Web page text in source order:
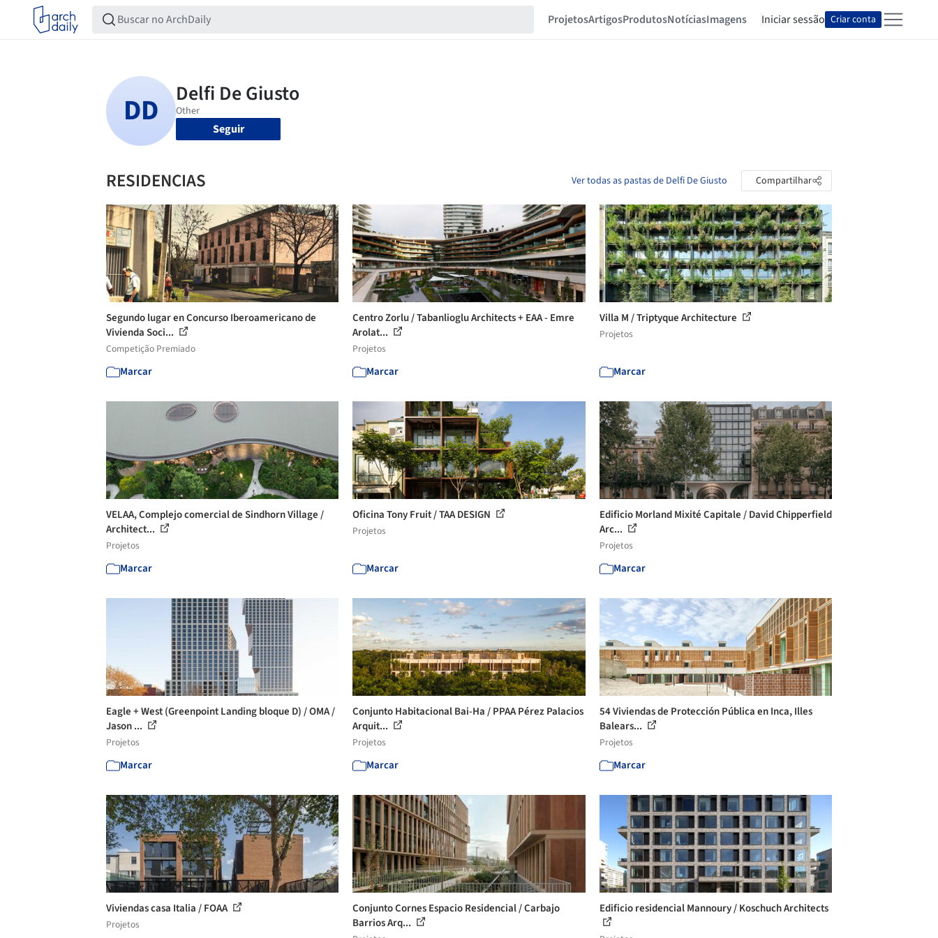
ProjetosArtigosProdutosNotíciasImagens Iniciar sessão Criar conta
Seguir
RESIDENCIAS Ver todas as pastas de Delfi De Giusto Compartilhar
Segundo lugar en Concurso Iberoamericano de
Vivienda Soci...
Competição Premiado
Marcar
Centro Zorlu / Tabanlioglu Architects + EAA - Emre
Arolat...
Projetos
Marcar
Villa M / Triptyque Architecture
Projetos
Marcar
VELAA, Complejo comercial de Sindhorn Village /
Architect...
Projetos
Marcar
Oficina Tony Fruit / TAA DESIGN
Projetos
Marcar
Edificio Morland Mixité Capitale / David Chipperfield
Arc...
Projetos
Marcar
Eagle + West (Greenpoint Landing bloque D) / OMA /
Jason ...
Projetos
Marcar
Conjunto Habitacional Bai-Ha / PPAA Pérez Palacios
Arquit...
Projetos
Marcar
54 Viviendas de Protección Pública en Inca, Illes
Balears...
Projetos
Marcar
Viviendas casa Italia / FOAA
Projetos
Conjunto Cornes Espacio Residencial / Carbajo
Barrios Arq...
Edificio residencial Mannoury / Koschuch Architects